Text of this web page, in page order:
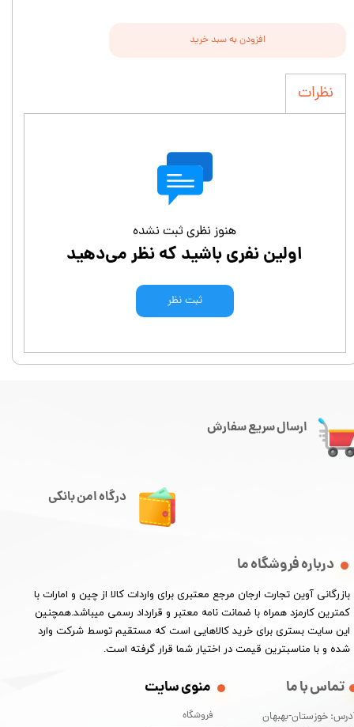
افزودن به سبد خرید
نظرات
هنوز نظری ثبت نشده
اولین نفری باشید که نظر می‌دهید
ثبت نظر
ارسال سریع سفارش
درگاه امن بانکی
درباره فروشگاه ما
​بازرگانی آوین تجارت ارجان مرجع معتبری برای واردات کالا از چین و امارات با
کمترین کارمزد همراه با ضمانت نامه معتبر و قرارداد رسمی میباشد.همچنین
این سایت بستری برای خرید کالاهایی است که مستقیم توسط شرکت وارد
شده و با مناسبترین قیمت در اختیار شما قرار گرفته است.
تماس با ما
خوزستان-بهبهان
منوی سایت
فروشگاه